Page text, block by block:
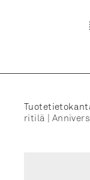
ritilä |